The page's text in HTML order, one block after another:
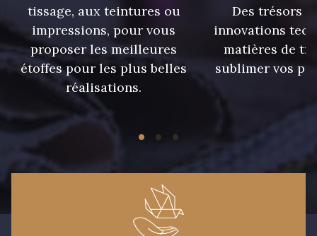
tissage, aux teintures ou
impressions, pour vous
proposer les meilleures
étoffes pour les plus belles
réalisations.
Des trésors
innovations
matières de
sublimer vos